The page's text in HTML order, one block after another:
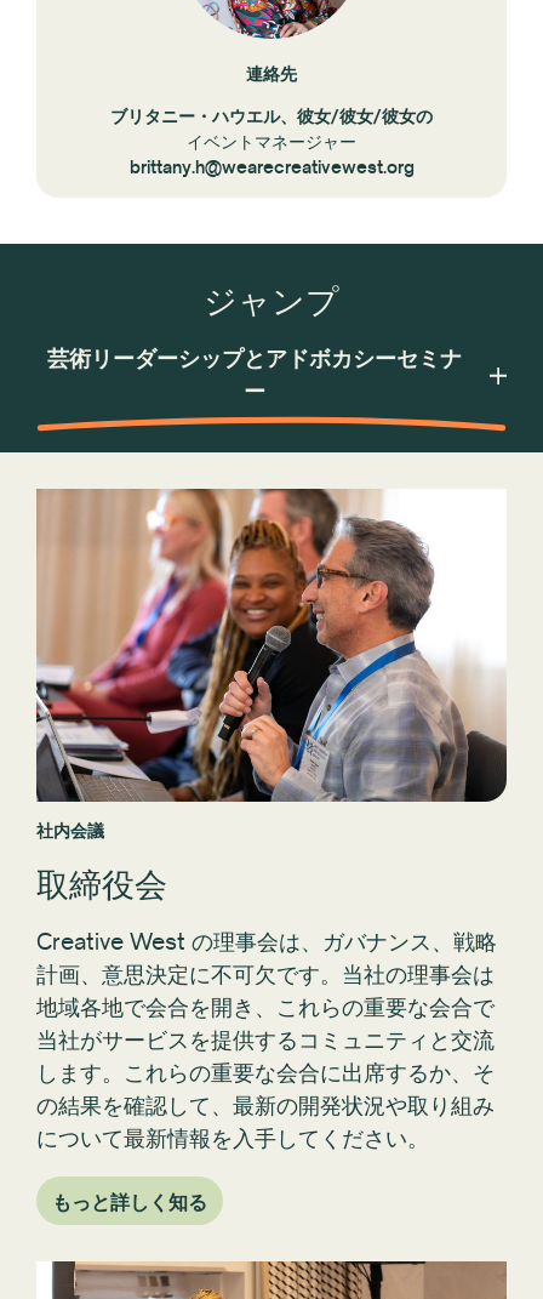
連絡先
ブリタニー・ハウエル、彼女/彼女/彼女の
イベントマネージャー
brittany.h@wearecreativewest.org
ジャンプ
社内会議
取締役会
Creative West の理事会は、ガバナンス、戦略
計画、意思決定に不可欠です。当社の理事会は
地域各地で会合を開き、これらの重要な会合で
当社がサービスを提供するコミュニティと交流
します。これらの重要な会合に出席するか、そ
の結果を確認して、最新の開発状況や取り組み
について最新情報を入手してください。